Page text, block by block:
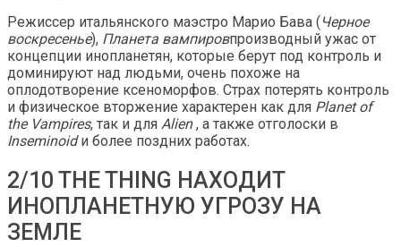
Режиссер итальянского маэстро Марио Бава (Черное
воскресенье), Планета вампировпроизводный ужас от
концепции инопланетян, которые берут под контроль и
доминируют над людьми, очень похоже на
оплодотворение ксеноморфов. Страх потерять контроль
и физическое вторжение характерен как для Planet of
the Vampires, так и для Alien, а также отголоски в
Inseminoidи более поздних работах.
2/10 THE THING НАХОДИТ
ИНОПЛАНЕТНУЮ УГРОЗУ НА
ЗЕМЛЕ